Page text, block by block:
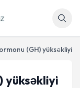
(GH) yüksəkliyi
yüksəkliyi